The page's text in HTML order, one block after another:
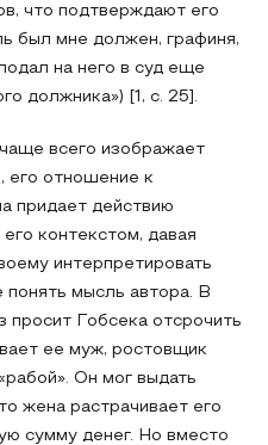
что подтверждают его
был мне должен, графиня,
на него в суд еще
должника») [1, c. 25].
всего изображает
его отношение к
придает действию
контекстом, давая
интерпретировать
мысль автора. В
просит Гобсека отсрочить
ее муж, ростовщик
Он мог выдать
жена растрачивает его
сумму денег. Но вместо